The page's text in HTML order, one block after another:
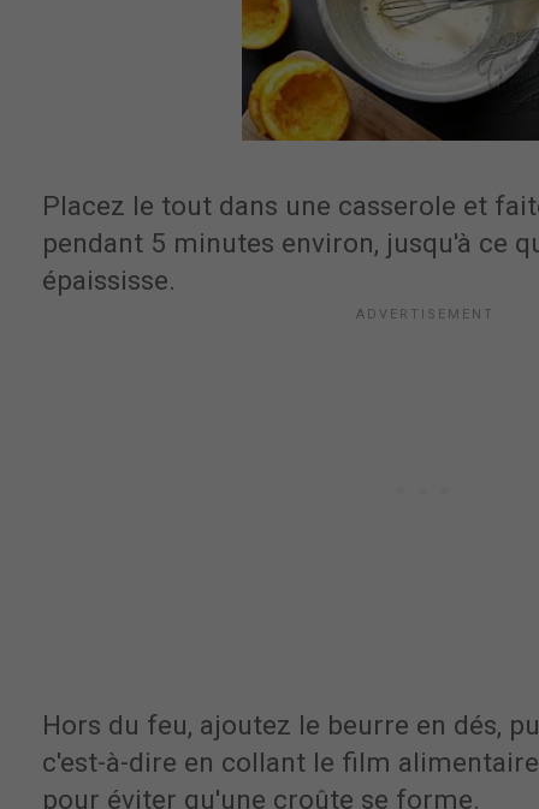
Placez le tout dans une casserole et
pendant 5 minutes environ, jusqu'à ce
épaississe.
Hors du feu, ajoutez le beurre en dés,
c'est-à-dire en collant le film
pour éviter qu'une croûte se forme.